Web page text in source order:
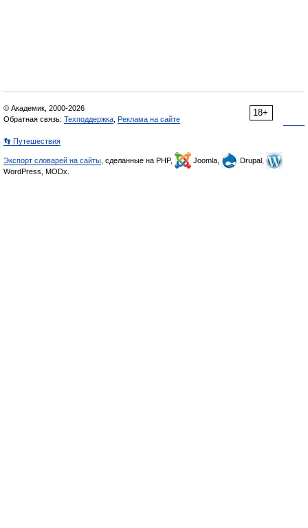
18+
© Академик, 2000-2026
Обратная связь: Техподдержка Реклама на сайте
👣 Путешествия
Экспорт словарей на сайты , сделанные на PHP, Joomla,
Drupal,
WordPress, MODx.